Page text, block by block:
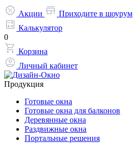
Акции
Приходите в шоурум
Калькулятор
0
Корзина
Личный кабинет
Продукция
Готовые окна
Готовые окна для балконов
Деревянные окна
Раздвижные окна
Портальные решения